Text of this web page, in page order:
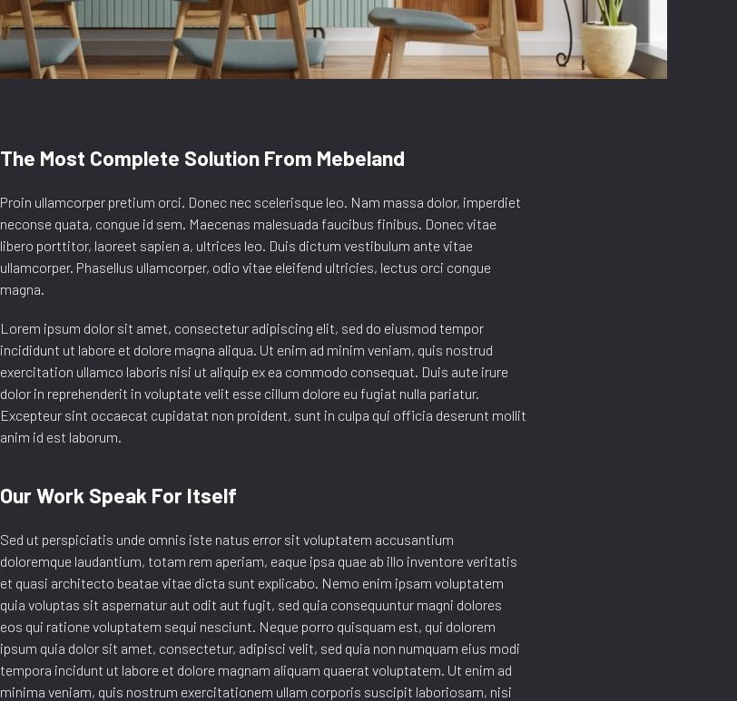
The Most Complete Solution From Mebeland
Proin ullamcorper pretium orci. Donec nec scelerisque leo. Nam massa dolor, imperdiet
neconse quata, congue id sem. Maecenas malesuada faucibus finibus. Donec vitae
libero porttitor, laoreet sapien a, ultrices leo. Duis dictum vestibulum ante vitae
ullamcorper. Phasellus ullamcorper, odio vitae eleifend ultricies, lectus orci congue
magna.
Lorem ipsum dolor sit amet, consectetur adipiscing elit, sed do eiusmod tempor
incididunt ut labore et dolore magna aliqua. Ut enim ad minim veniam, quis nostrud
exercitation ullamco laboris nisi ut aliquip ex ea commodo consequat. Duis aute irure
dolor in reprehenderit in voluptate velit esse cillum dolore eu fugiat nulla pariatur.
Excepteur sint occaecat cupidatat non proident, sunt in culpa qui officia deserunt mollit
anim id est laborum.
Our Work Speak For Itself
Sed ut perspiciatis unde omnis iste natus error sit voluptatem accusantium
doloremque laudantium, totam rem aperiam, eaque ipsa quae ab illo inventore veritatis
et quasi architecto beatae vitae dicta sunt explicabo. Nemo enim ipsam voluptatem
quia voluptas sit aspernatur aut odit aut fugit, sed quia consequuntur magni dolores
eos qui ratione voluptatem sequi nesciunt. Neque porro quisquam est, qui dolorem
ipsum quia dolor sit amet, consectetur, adipisci velit, sed quia non numquam eius modi
tempora incidunt ut labore et dolore magnam aliquam quaerat voluptatem. Ut enim ad
minima veniam, quis nostrum exercitationem ullam corporis suscipit laboriosam, nisi